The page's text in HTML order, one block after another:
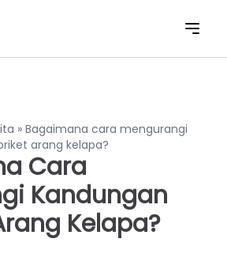
» Bagaimana cara mengurangi
arang kelapa?
Cara
Kandungan
Kelapa?